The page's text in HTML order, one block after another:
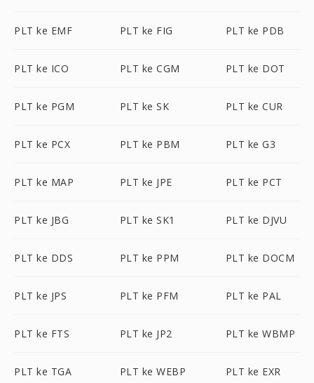
PLT ke EMF PLT ke FIG PLT ke PDB
PLT ke ICO PLT ke CGM PLT ke DOT
PLT ke PGM PLT ke SK PLT ke CUR
PLT ke PCX PLT ke PBM PLT ke G3
PLT ke MAP PLT ke JPE PLT ke PCT
PLT ke JBG PLT ke SK1 PLT ke DJVU
PLT ke DDS PLT ke PPM PLT ke DOCM
PLT ke JPS PLT ke PFM PLT ke PAL
PLT ke FTS PLT ke JP2 PLT ke WBMP
PLT ke TGA PLT ke WEBP PLT ke EXR